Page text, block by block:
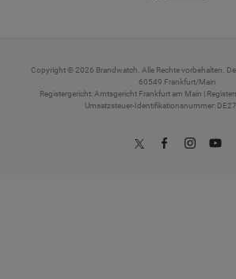
Copyright © 2026 Brandwatch. Alle Rechte vorbehalten.
60549 Frankfurt/Main
Registergericht: Amtsgericht Frankfurt am Main |
Umsatzsteuer-Identifikationsnummer: